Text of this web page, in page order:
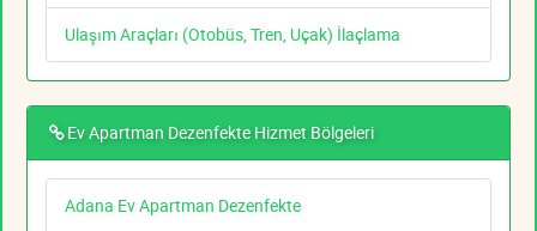
Ulaşım Araçları (Otobüs, Tren, Uçak) İlaçlama
Ev Apartman Dezenfekte Hizmet Bölgeleri
Adana Ev Apartman Dezenfekte